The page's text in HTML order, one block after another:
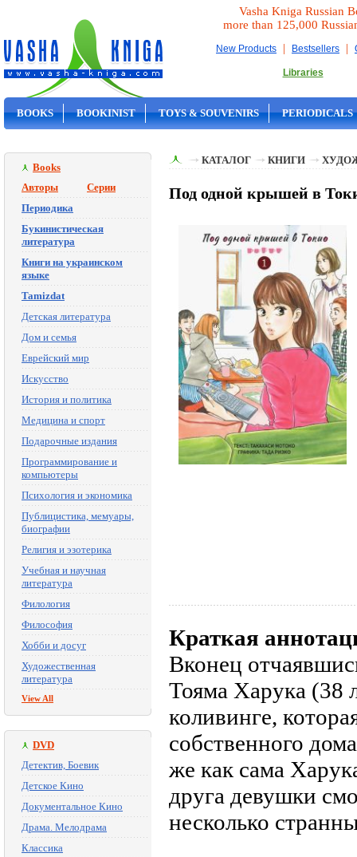
Vasha Kniga Russian
more than 125,000
New Products | Bestsellers |
Libraries
BOOKS BOOKINIST TOYS & SOUVENIRS PERIODICALS
Books
Авторы
Серии
Периодика
Букинистическая
литература
Книги на украинском
языке
Tamizdat
Детская литература
Дом и семья
Еврейский мир
Искусство
История и политика
Медицина и спорт
Подарочные издания
Программирование и
компьютеры
Психология и экономика
Публицистика, мемуары,
биографии
Религия и эзотерика
Учебная и научная
литература
Филология
Философия
Хобби и досуг
Художественная
литература
View All
DVD
Детектив, Боевик
Детское Кино
Документальное Кино
Драма. Мелодрама
Классика
КАТАЛОГ КНИГИ
Под одной крышей в
Краткая
Вконец
Тояма Харука (38
коливинге,
собственного
же как сама
друга девушки
несколько